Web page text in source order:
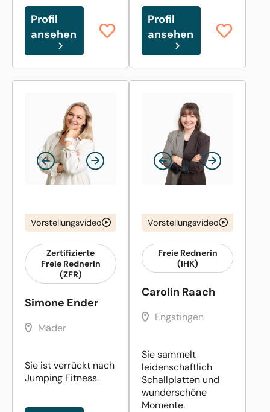
Profil
ansehen
Profil
ansehen
Vorstellungsvideo
Zertifizierte
Freie Rednerin
(ZFR)
Simone Ender
Mäder
Sie ist verrückt nach
Jumping Fitness.
Vorstellungsvideo
Freie Rednerin
(IHK)
Carolin Raach
Engstingen
Sie sammelt
leidenschaftlich
Schallplatten und
wunderschöne
Momente.